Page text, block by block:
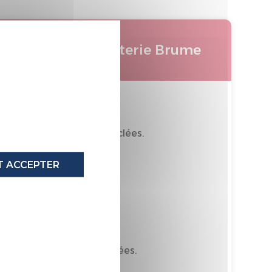
Pack literie Brume
40% de matières recyclées.
Recyclable
7% de matières recyclées.
ACCEPTER